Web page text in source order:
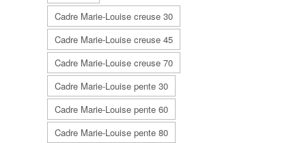
Cadre Marie-Louise creuse 30
Cadre Marie-Louise creuse 45
Cadre Marie-Louise creuse 70
Cadre Marie-Louise pente 30
Cadre Marie-Louise pente 60
Cadre Marie-Louise pente 80